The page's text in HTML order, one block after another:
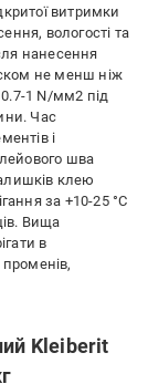
витримки
вологості та
нанесення
не менш ніж
1 N/мм2 під
Час
і
шва
клею
за +10-25 °C
Вища
в
Kleiberit